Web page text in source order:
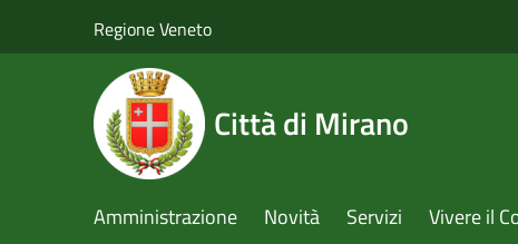
Regione Veneto
Città di Mirano
Amministrazione Novità Servizi Vivere il